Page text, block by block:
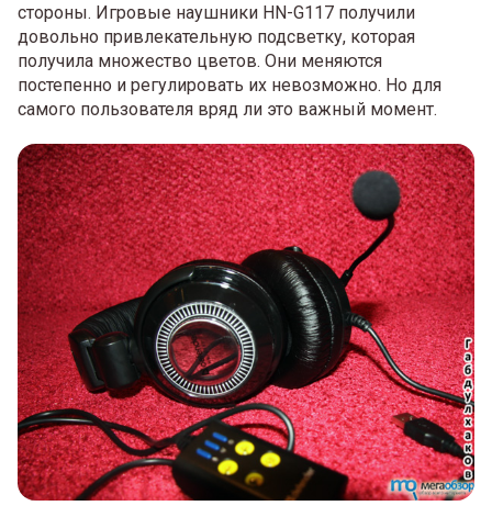
стороны. Игровые наушники HN-G117 получили
довольно привлекательную подсветку, которая
получила множество цветов. Они меняются
постепенно и регулировать их невозможно. Но для
самого пользователя вряд ли это важный момент.